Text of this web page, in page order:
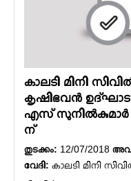
കാലടി മിനി
കൃഷിഭവന്‍
എസ് സുനില്‍കുമാര്‍
ന്
തുടക്കം: 12/07/2018
വേദി: കാലടി മിനി